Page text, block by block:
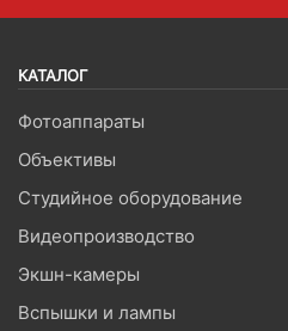
КАТАЛОГ
Фотоаппараты
Объективы
Студийное оборудование
Видеопроизводство
Экшн-камеры
Вспышки и лампы